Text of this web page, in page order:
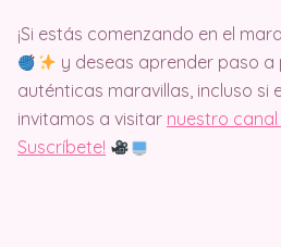
¡Si estás comenzando en el
y deseas aprender paso
auténticas maravillas, incluso si
invitamos a visitar nuestro canal
Suscríbete!